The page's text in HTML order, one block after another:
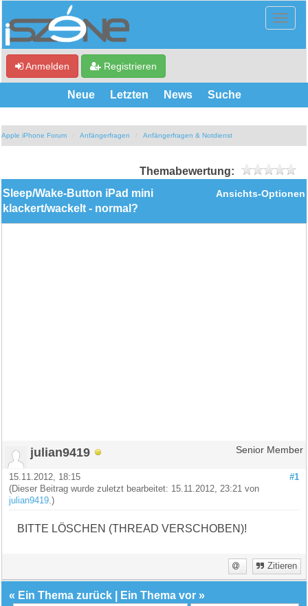
Anmelden Registrieren
Neue Letzten News Suche
Apple iPhone Forum Anfängerfragen Anfängerfragen & Notdienst
Themabewertung:
Ansichts-Optionen
Sleep/Wake-Button iPad mini
klackert/wackelt - normal?
julian9419 Senior Member
#1
15.11.2012, 18:15
(Dieser Beitrag wurde zuletzt bearbeitet: 15.11.2012, 23:21 von
julian9419 .)
BITTE LÖSCHEN (THREAD VERSCHOBEN)!
Zitieren
« Ein Thema zurück Ein Thema vor »